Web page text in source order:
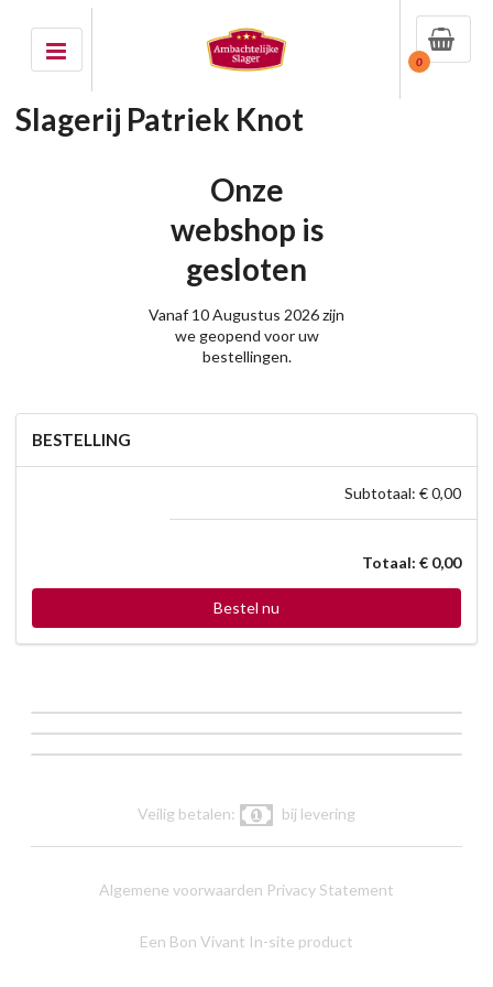
0
Slagerij Patriek Knot
Onze
webshop is
gesloten
Vanaf 10 Augustus 2026 zijn
we geopend voor uw
bestellingen.
BESTELLING
Subtotaal: € 0,00
Totaal: € 0,00
Bestel nu
Veilig betalen: bij levering
Algemene voorwaarden Privacy Statement
Een Bon Vivant In-site product